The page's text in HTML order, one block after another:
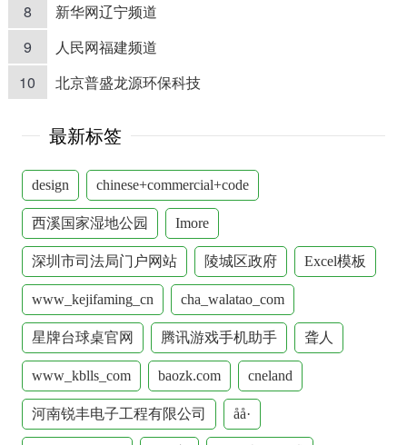
8
新华网辽宁频道
9
人民网福建频道
10
北京普盛龙源环保科技
最新标签
design chinese+commercial+code
西溪国家湿地公园 Imore
深圳市司法局门户网站 陵城区政府 Excel模板
www_kejifaming_cn cha_walatao_com
星牌台球桌官网 腾讯游戏手机助手 聋人
www_kblls_com baozk.com cneland
河南锐丰电子工程有限公司 åå·